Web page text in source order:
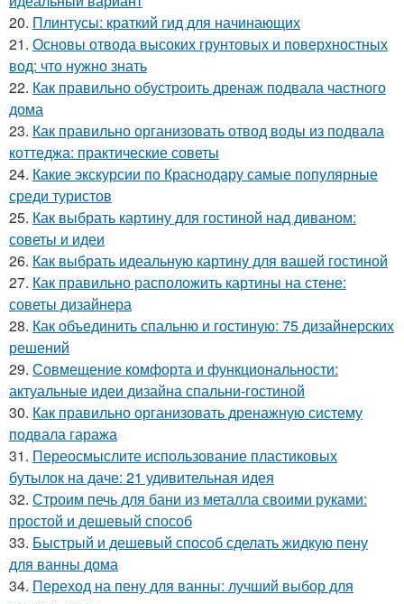
20. Плинтусы: краткий гид для начинающих
21. Основы отвода высоких грунтовых и поверхностных
вод: что нужно знать
22. Как правильно обустроить дренаж подвала частного
дома
23. Как правильно организовать отвод воды из подвала
коттеджа: практические советы
24. Какие экскурсии по Краснодару самые популярные
среди туристов
25. Как выбрать картину для гостиной над диваном:
советы и идеи
26. Как выбрать идеальную картину для вашей гостиной
27. Как правильно расположить картины на стене:
советы дизайнера
28. Как объединить спальню и гостиную: 75 дизайнерских
решений
29. Совмещение комфорта и функциональности:
актуальные идеи дизайна спальни-гостиной
30. Как правильно организовать дренажную систему
подвала гаража
31. Переосмыслите использование пластиковых
бутылок на даче: 21 удивительная идея
32. Строим печь для бани из металла своими руками:
простой и дешевый способ
33. Быстрый и дешевый способ сделать жидкую пену
для ванны дома
34. Переход на пену для ванны: лучший выбор для